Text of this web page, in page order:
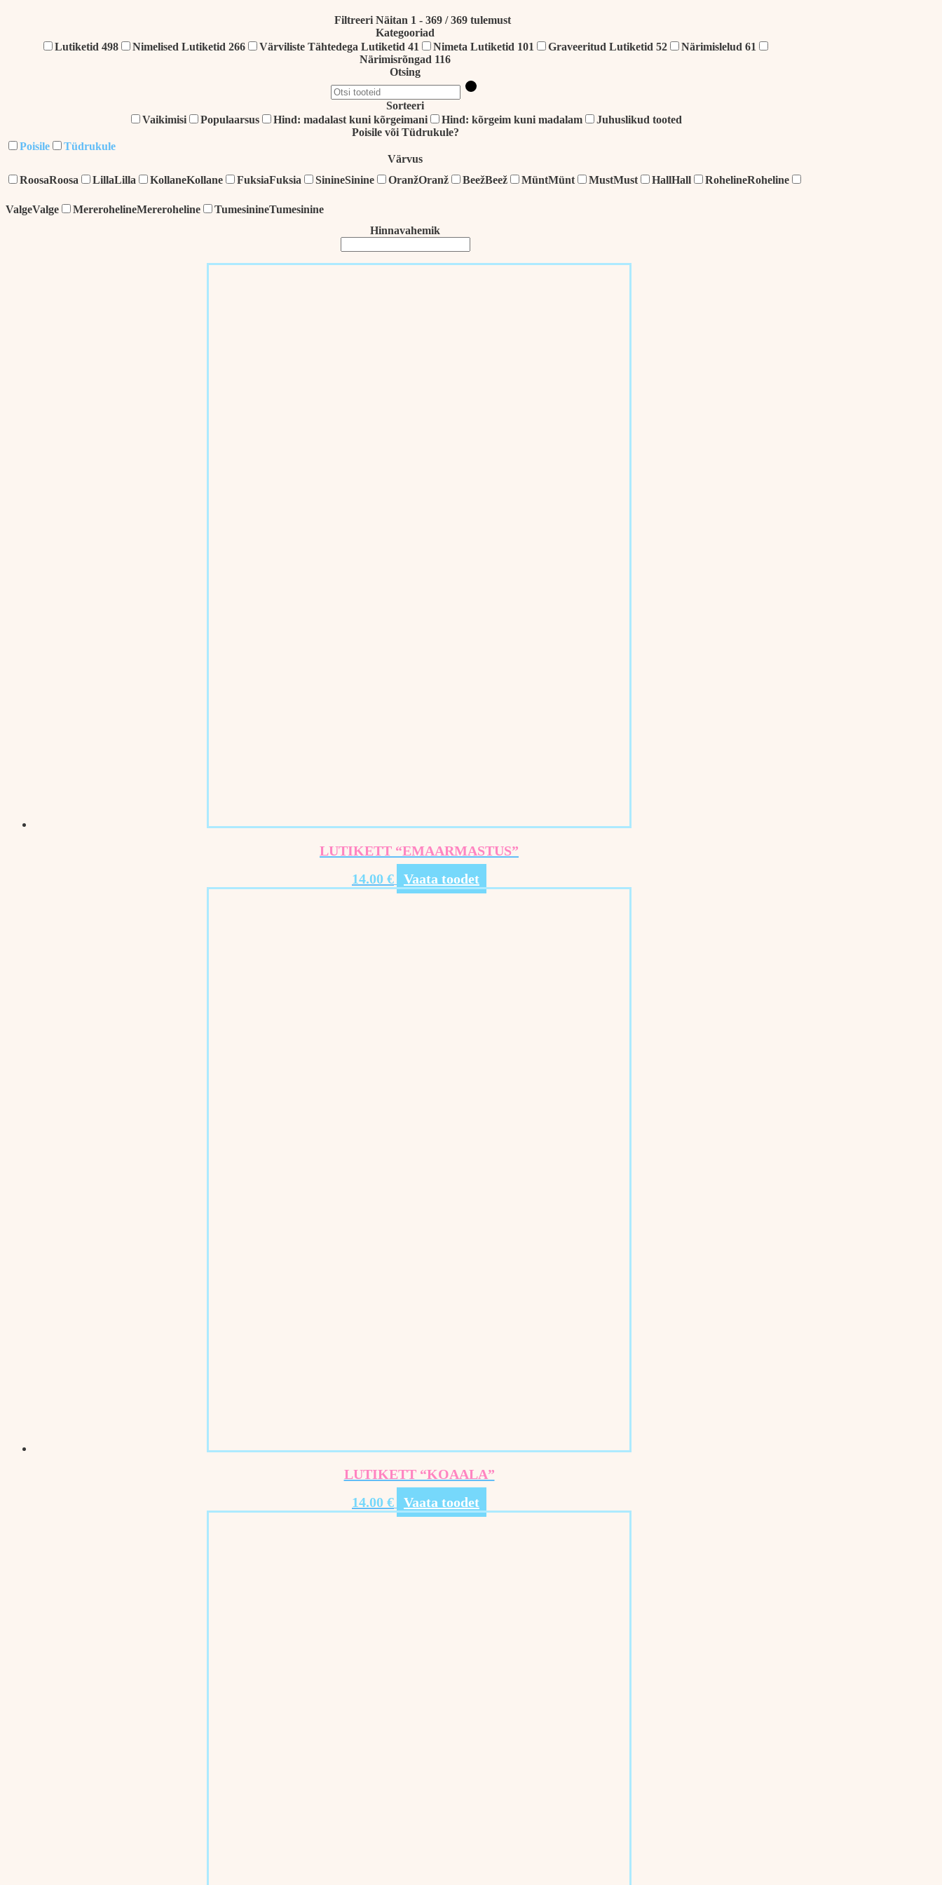
Filtreeri Näitan 1 - 369 / 369 tulemust
Kategooriad
Lutiketid 498 Nimelised Lutiketid 266 Värviliste Tähtedega Lutiketid 41 Nimeta Lutiketid 101 Graveeritud Lutiketid 52 Närimislelud 61
Närimisrõngad 116
Otsing
Sorteeri
Vaikimisi
Populaarsus Hind: madalast kuni kõrgeimani Hind: kõrgeim kuni madalam
Juhuslikud tooted
Poisile või Tüdrukule?
Poisile
Tüdrukule
Värvus
RoosaRoosa LillaLilla KollaneKollane FuksiaFuksia SinineSinine OranžOranž BeežBeež MüntMünt MustMust HallHall RohelineRoheline
ValgeValge MererohelineMereroheline TumesinineTumesinine
Hinnavahemik
LUTIKETT “EMAARMASTUS”
14.00 € Vaata toodet
LUTIKETT “KOAALA”
14.00 € Vaata toodet